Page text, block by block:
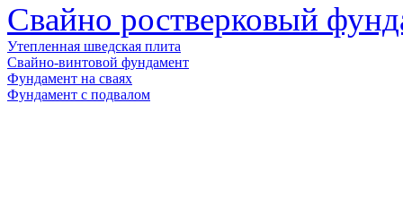
Свайно ростверковый
Утепленная шведская плита
Свайно-винтовой фундамент
Фундамент на сваях
Фундамент с подвалом